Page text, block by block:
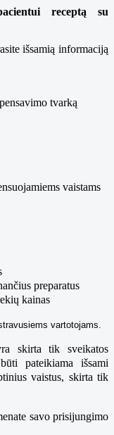
receptą su
išsamią informaciją
tvarką
vaistams
preparatus
kainas
vartotojams.
skirta tik sveikatos
pateikiama išsami
vaistus, skirta tik
savo prisijungimo